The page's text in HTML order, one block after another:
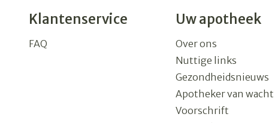
Klantenservice
FAQ
Uw apotheek
Over ons
Nuttige links
Gezondheidsnieuws
Apotheker van wacht
Voorschrift